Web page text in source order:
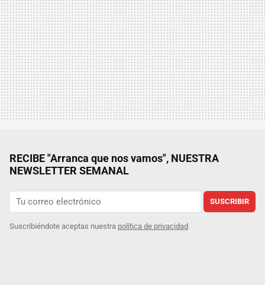
RECIBE "Arranca que nos vamos", NUESTRA
NEWSLETTER SEMANAL
SUSCRIBIR
Suscribiéndote aceptas nuestra política de privacidad